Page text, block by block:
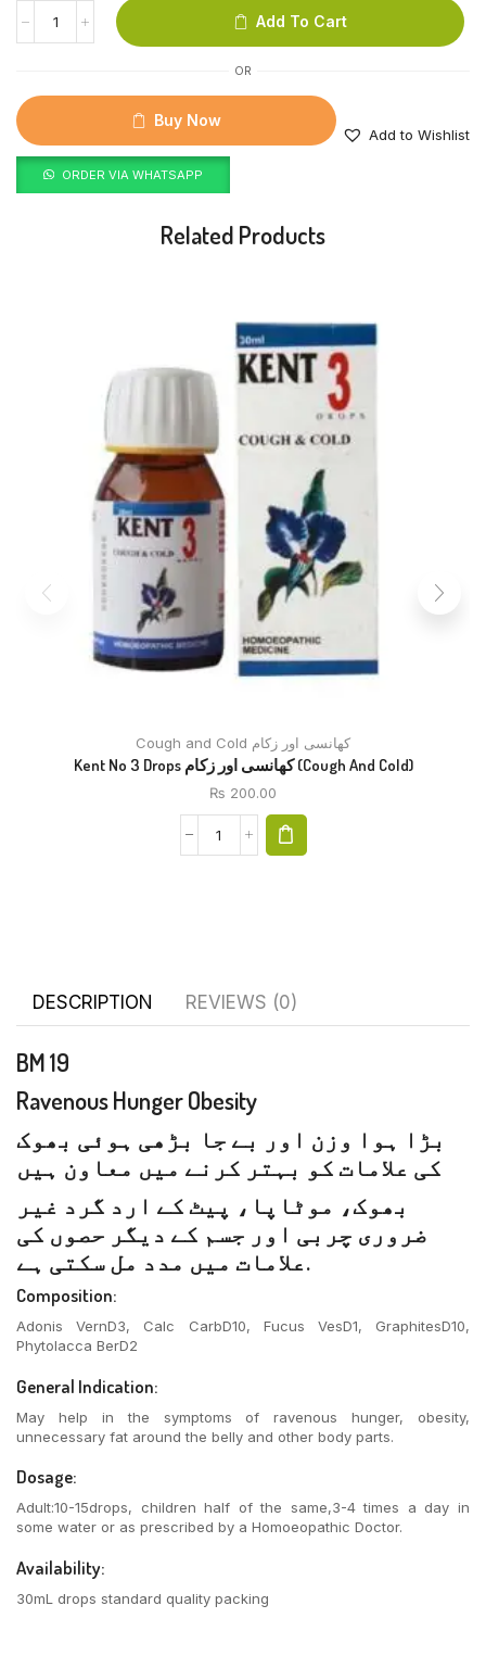
Add To Cart
OR
Buy Now
Add to Wishlist
ORDER VIA WHATSAPP
Related Products
Cough and Cold کھانسی اور زکام
Kent No 3 Drops کھانسی اور زکام (Cough And Cold)
₨ 200.00
DESCRIPTION REVIEWS (0)
BM 19
Ravenous Hunger Obesity
بڑا ہوا وزن اور بے جا بڑھی ہوئی بھوک
کی علامات کو بہتر کرنے میں معاون ہیں
بھوک، موٹاپا، پیٹ کے ارد گرد غیر
ضروری چربی اور جسم کے دیگر حصوں کی
علامات میں مدد مل سکتی ہے.
Composition:
Adonis VernD3, Calc CarbD10, Fucus VesD1, GraphitesD10,
Phytolacca BerD2
General Indication:
May help in the symptoms of ravenous hunger, obesity,
unnecessary fat around the belly and other body parts.
Dosage:
Adult:10-15drops, children half of the same,3-4 times a day in
some water or as prescribed by a Homoeopathic Doctor.
Availability:
30mL drops standard quality packing